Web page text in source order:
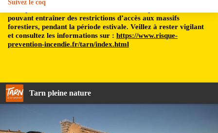
pouvant entraîner des restrictions d’accès aux massifs
forestiers, pendant la période estivale. Veillez à rester vigilant
et consultez les informations sur : https://www.risque-
prevention-incendie.fr/tarn/index.html
Tarn pleine nature
Suivez le coq